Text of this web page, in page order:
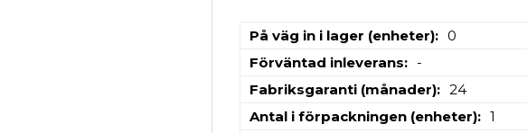
På väg in i lager (enheter)
0
Förväntad inleverans
-
Fabriksgaranti (månader)
24
Antal i förpackningen (enheter)
1